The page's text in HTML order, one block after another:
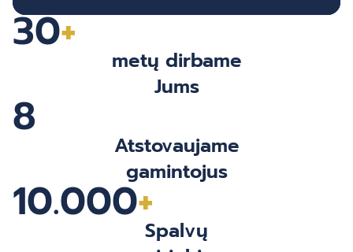
plėvelė atspari
įbrėžimams ir
30+
metų dirbame
Jums
8
Atstovaujame
gamintojus
10.000+
Spalvų